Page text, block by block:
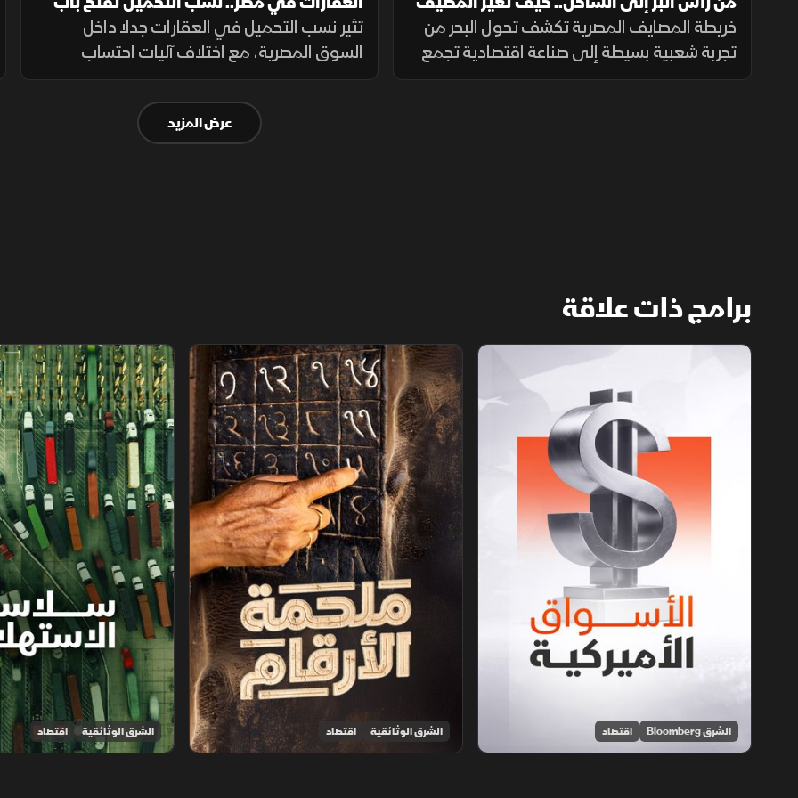
المصري؟
خريطة المصايف المصرية تكشف تحول البحر من
تجربة شعبية بسيطة إلى صناعة اقتصادية تجمع
السياحة بالعقارات والترفيه والخدمات الفاخرة.
الجدل من جديد
تثير نسب التحميل في العقارات جدلا داخل
السوق المصرية، مع اختلاف آليات احتساب
المساحات المشتركة بين المشروعات. ويطالب
المشترون بمزيد من الشفافية عن المساحة
الصافية قبل التعاقد، بما يضمن وضوح التكلفة.
عرض المزيد
برامج ذات علاقة
الأسواق الأميركية
الشرق Bloomberg اقتصاد
ملحمة الأرقام
الشرق الوثائقية اقتصاد
سلاسل الاستهلاك
الشرق الوثائقية اقتصاد